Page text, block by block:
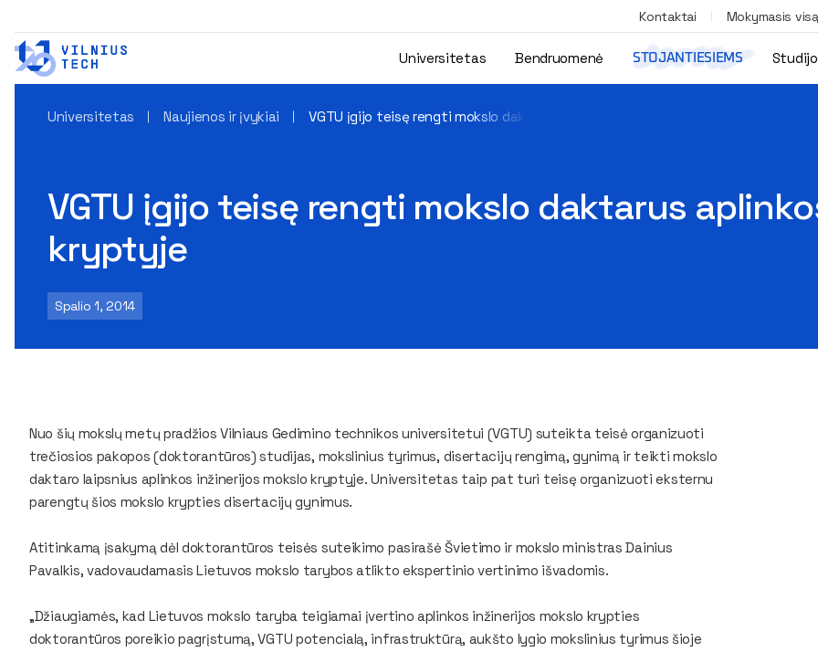
Kontaktai Mokymasis
Universitetas Bendruomenė STOJANTIESIEMS
Universitetas Naujienos ir įvykiai VGTU įgijo teisę rengti mokslo daktarus aplinkos inžinerijos mokslo kryptyje
VGTU įgijo teisę rengti mokslo daktarus
kryptyje
Spalio 1, 2014
Nuo šių mokslų metų pradžios Vilniaus Gedimino technikos universitetui (VGTU) suteikta teisė organizuoti
trečiosios pakopos (doktorantūros) studijas, mokslinius tyrimus, disertacijų rengimą, gynimą ir teikti mokslo
daktaro laipsnius aplinkos inžinerijos mokslo kryptyje. Universitetas taip pat turi teisę organizuoti eksternu
parengtų šios mokslo krypties disertacijų gynimus.
Atitinkamą įsakymą dėl doktorantūros teisės suteikimo pasirašė Švietimo ir mokslo ministras Dainius
Pavalkis, vadovaudamasis Lietuvos mokslo tarybos atlikto ekspertinio vertinimo išvadomis.
„Džiaugiamės, kad Lietuvos mokslo taryba teigiamai įvertino aplinkos inžinerijos mokslo krypties
doktorantūros poreikio pagrįstumą, VGTU potencialą, infrastruktūrą, aukšto lygio mokslinius tyrimus šioje